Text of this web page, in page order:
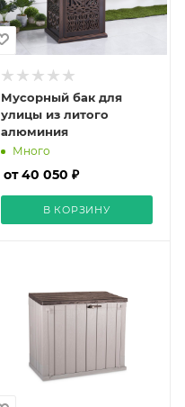
Мусорный бак для
улицы из литого
алюминия
Много
от 40 050 ₽
В КОРЗИНУ